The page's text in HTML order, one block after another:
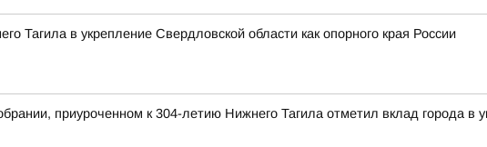
Тагила в укрепление Свердловской области как опорного края России
приуроченном к 304-летию Нижнего Тагила отметил вклад города в